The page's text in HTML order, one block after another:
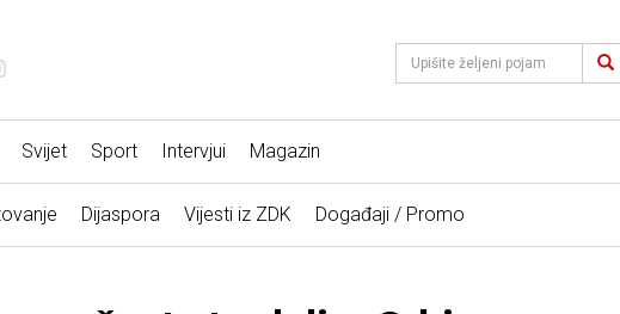
Svijet Sport Intervjui Magazin
Dijaspora Vijesti iz ZDK Događaji / Promo